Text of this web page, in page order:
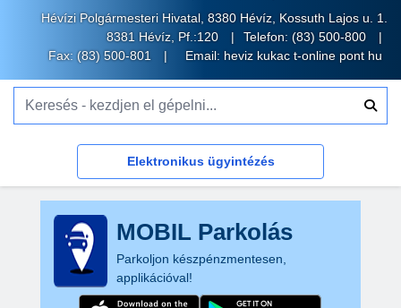
Hévízi Polgármesteri Hivatal, 8380 Hévíz, Kossuth Lajos u. 1.
8381 Hévíz, Pf.:120
Telefon: (83) 500-800
Fax: (83) 500-801
Email: heviz kukac t-online pont hu
Elektronikus ügyintézés
MOBIL Parkolás
Parkoljon készpénzmentesen,
applikációval!